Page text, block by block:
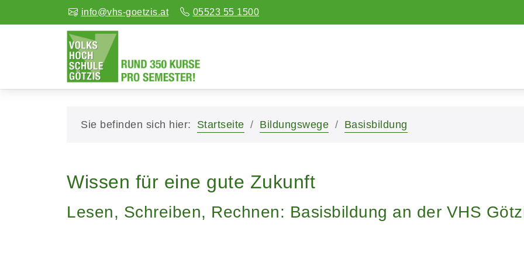
info@vhs-goetzis.at 05523 55 1500
Sie befinden sich hier: Startseite Bildungswege Basisbildung
Wissen für eine gute Zukunft
Lesen, Schreiben, Rechnen: Basisbildung an der VHS